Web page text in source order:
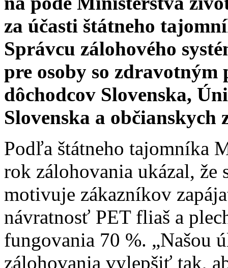
za účasti štátneho
Správcu zálohového
pre osoby so
dôchodcov Slovenska,
Slovenska a občianskych
Podľa štátneho tajomníka
rok zálohovania ukázal, že
motivuje zákazníkov
návratnosť PET fliaš a
fungovania 70 %. „Našou
zálohovania vylepšiť tak,